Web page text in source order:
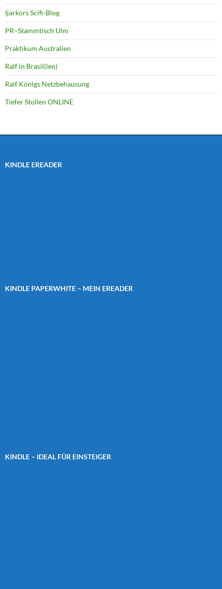
Ijarkors Scifi-Blog
PR–Stammtisch Ulm
Praktikum Australien
Ralf in Brasil(ien)
Ralf Königs Netzbehausung
Tiefer Stollen ONLINE
KINDLE EREADER
KINDLE PAPERWHITE – MEIN EREADER
KINDLE – IDEAL FÜR EINSTEIGER